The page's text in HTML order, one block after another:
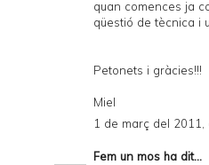
quan comences ja
qüestió de tècnica i
Petonets i gràcies!!!
Miel
1 de març del 2011,
Fem un mos ha dit...